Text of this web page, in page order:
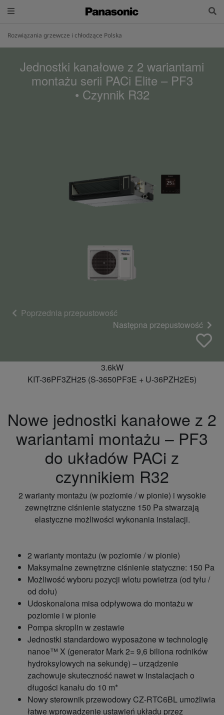
Rozwiązania grzewcze i chłodzące Polska
Jednostki kanałowe z 2 wariantami
montażu serii PACi Elite – PF3
• Czynnik R32
Poprzednia przepustowość
Następna przepustowość
3.6kW
KIT-36PF3ZH25 (S-3650PF3E + U-36PZH2E5)
Nowe jednostki kanałowe z 2
wariantami montażu – PF3
do układów PACi z
czynnikiem R32
2 warianty montażu (w poziomie / w pionie) i wysokie
zewnętrzne ciśnienie statyczne 150 Pa stwarzają
elastyczne możliwości wykonania instalacji.
2 warianty montażu (w poziomie / w pionie)
Maksymalne zewnętrzne ciśnienie statyczne: 150 Pa
Możliwość wyboru pozycji wlotu powietrza (od tyłu /
od dołu)
Udoskonalona misa odpływowa do montażu w
poziomie i w pionie
Pompa skroplin w zestawie
Jednostki standardowo wyposażone w technologię
nanoe™ X (generator Mark 2= 9,6 biliona rodników
hydroksylowych na sekundę) – urządzenie
zachowuje skuteczność nawet w instalacjach o
długości kanału do 10 m*
Nowy sterownik przewodowy CZ-RTC6BL umożliwia
łatwe wprowadzenie ustawień układu przez